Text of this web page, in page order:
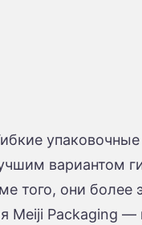
вариантом
того, они более
Meiji Packaging —